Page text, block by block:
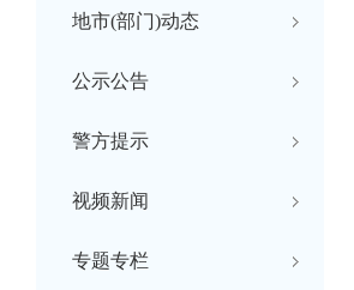
地市(部门)动态
公示公告
警方提示
视频新闻
专题专栏